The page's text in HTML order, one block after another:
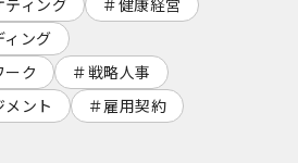
ィング
ーク
戦略人事
ント
雇用契約